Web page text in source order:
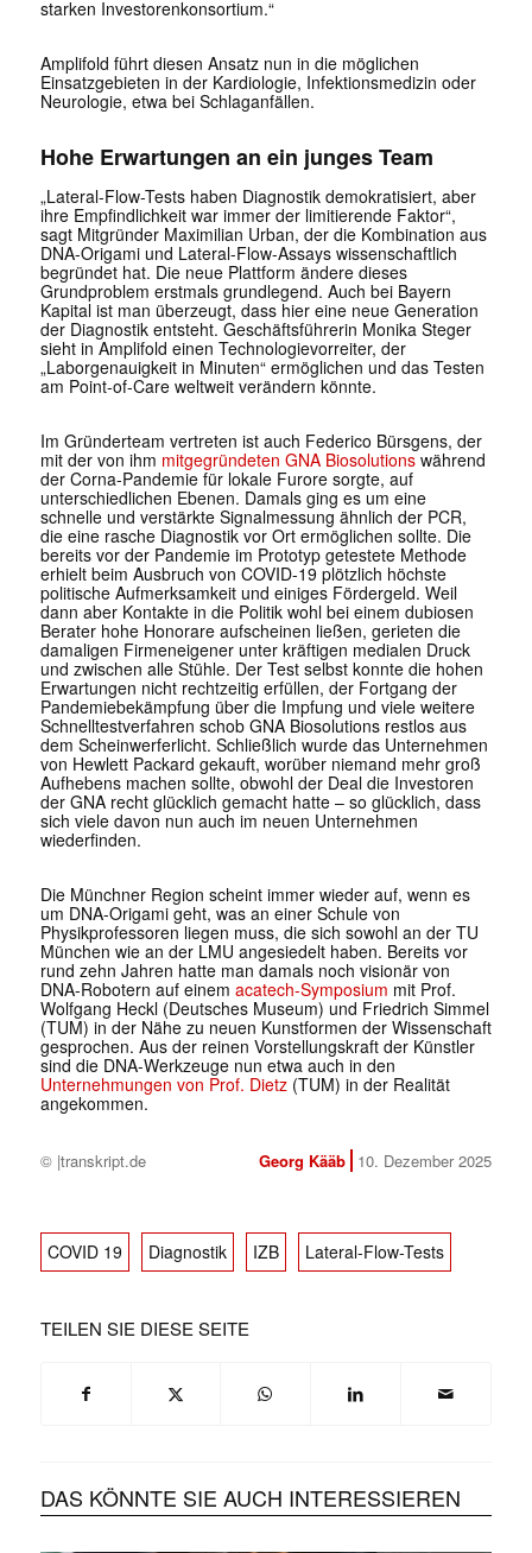
starken Investorenkonsortium.“
Amplifold führt diesen Ansatz nun in die möglichen
Einsatzgebieten in der Kardiologie, Infektionsmedizin oder
Neurologie, etwa bei Schlaganfällen.
Hohe Erwartungen an ein junges Team
„Lateral-Flow-Tests haben Diagnostik demokratisiert, aber
ihre Empfindlichkeit war immer der limitierende Faktor“,
sagt Mitgründer Maximilian Urban, der die Kombination aus
DNA-Origami und Lateral-Flow-Assays wissenschaftlich
begründet hat. Die neue Plattform ändere dieses
Grundproblem erstmals grundlegend. Auch bei Bayern
Kapital ist man überzeugt, dass hier eine neue Generation
der Diagnostik entsteht. Geschäftsführerin Monika Steger
sieht in Amplifold einen Technologievorreiter, der
„Laborgenauigkeit in Minuten“ ermöglichen und das Testen
am Point-of-Care weltweit verändern könnte.
Im Gründerteam vertreten ist auch Federico Bürsgens, der
mit der von ihm mitgegründeten GNA Biosolutionswährend
der Corna-Pandemie für lokale Furore sorgte, auf
unterschiedlichen Ebenen. Damals ging es um eine
schnelle und verstärkte Signalmessung ähnlich der PCR,
die eine rasche Diagnostik vor Ort ermöglichen sollte. Die
bereits vor der Pandemie im Prototyp getestete Methode
erhielt beim Ausbruch von COVID-19 plötzlich höchste
politische Aufmerksamkeit und einiges Fördergeld. Weil
dann aber Kontakte in die Politik wohl bei einem dubiosen
Berater hohe Honorare aufscheinen ließen, gerieten die
damaligen Firmeneigener unter kräftigen medialen Druck
und zwischen alle Stühle. Der Test selbst konnte die hohen
Erwartungen nicht rechtzeitig erfüllen, der Fortgang der
Pandemiebekämpfung über die Impfung und viele weitere
Schnelltestverfahren schob GNA Biosolutions restlos aus
dem Scheinwerferlicht. Schließlich wurde das Unternehmen
von Hewlett Packard gekauft, worüber niemand mehr groß
Aufhebens machen sollte, obwohl der Deal die Investoren
der GNA recht glücklich gemacht hatte – so glücklich, dass
sich viele davon nun auch im neuen Unternehmen
wiederfinden.
Die Münchner Region scheint immer wieder auf, wenn es
um DNA-Origami geht, was an einer Schule von
Physikprofessoren liegen muss, die sich sowohl an der TU
München wie an der LMU angesiedelt haben. Bereits vor
rund zehn Jahren hatte man damals noch visionär von
DNA-Robotern auf einem acatech-Symposium mit Prof.
Wolfgang Heckl (Deutsches Museum) und Friedrich Simmel
(TUM) in der Nähe zu neuen Kunstformen der Wissenschaft
gesprochen. Aus der reinen Vorstellungskraft der Künstler
sind die DNA-Werkzeuge nun etwa auch in den
Unternehmungen von Prof. Dietz(TUM) in der Realität
angekommen.
© |transkript.de Georg Kääb 10. Dezember 2025
COVID 19 Diagnostik IZB Lateral-Flow-Tests
TEILEN SIE DIESE SEITE
DAS KÖNNTE SIE AUCH INTERESSIEREN